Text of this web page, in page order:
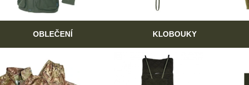
OBLEČENÍ KLOBOUKY